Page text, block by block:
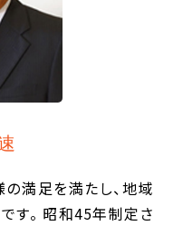
満足を満たし、地域
す。 昭和45年制定さ